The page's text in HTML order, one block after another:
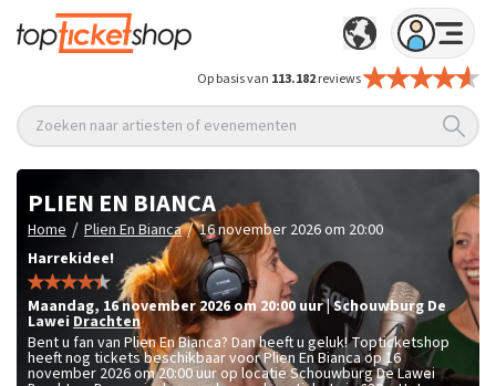
Op basis van 113.182reviews
Zoeken naar artiesten of evenementen
PLIEN EN BIANCA
Home / Plien En Bianca / 16 november 2026 om 20:00
Harrekidee!
maandag, 16 november 2026 om 20:00 uur|Schouwburg De
Lawei Drachten
Bent u fan van Plien En Bianca? Dan heeft u geluk! Topticketshop
heeft nog tickets beschikbaar voor Plien En Bianca op 16
november 2026 om 20:00 uur op locatie Schouwburg De Lawei